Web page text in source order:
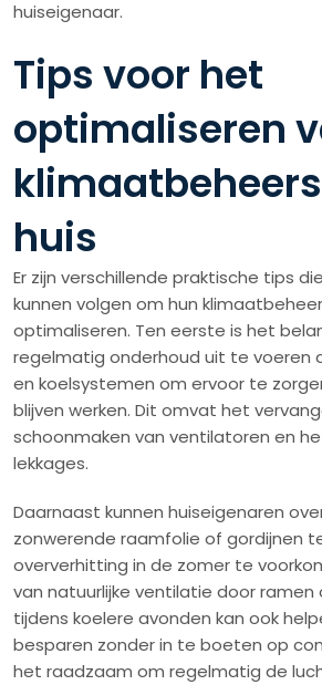
huiseigenaar.
Tips voor het
optimaliseren
huis
Er zijn verschillende praktische tips
kunnen volgen om hun
optimaliseren. Ten eerste is het
regelmatig onderhoud uit te voeren
en koelsystemen om ervoor te
blijven werken. Dit omvat het
schoonmaken van ventilatoren en
lekkages.
Daarnaast kunnen huiseigenaren
zonwerende raamfolie of gordijnen
oververhitting in de zomer te
van natuurlijke ventilatie door
tijdens koelere avonden kan ook
besparen zonder in te boeten op
het raadzaam om regelmatig de